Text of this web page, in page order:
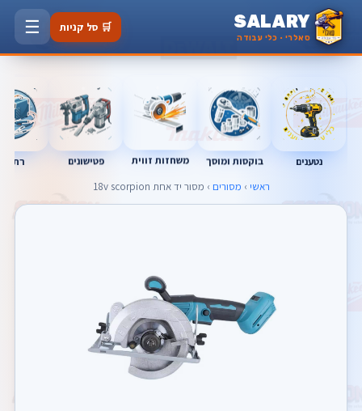
SALARY
סאלרי · כלי עבודה
🛒 סל קניות ☰
נטענים בוקסות ומוסך משחזות זווית פטישונים
ראשי › מסורים › מסור יד אחת 18v scorpion